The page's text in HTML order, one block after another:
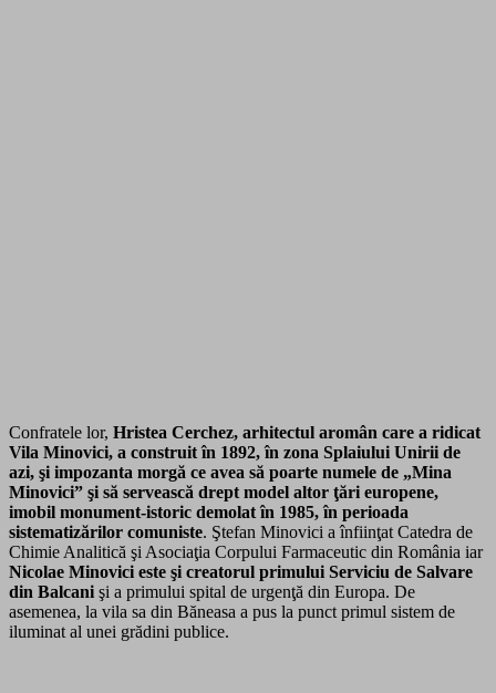
Confratele lor, Hristea Cerchez, arhitectul aromân care a ridicat
Vila Minovici, a construit în 1892, în zona Splaiului Unirii de
azi, şi impozanta morgă ce avea să poarte numele de „Mina
Minovici” şi să servească drept model altor ţări europene,
imobil monument-istoric demolat în 1985, în perioada
sistematizărilor comuniste. Ştefan Minovici a înfiinţat Catedra de
Chimie Analitică şi Asociaţia Corpului Farmaceutic din România iar
Nicolae Minovici este şi creatorul primului Serviciu de Salvare
din Balcani şi a primului spital de urgenţă din Europa. De
asemenea, la vila sa din Băneasa a pus la punct primul sistem de
iluminat al unei grădini publice.